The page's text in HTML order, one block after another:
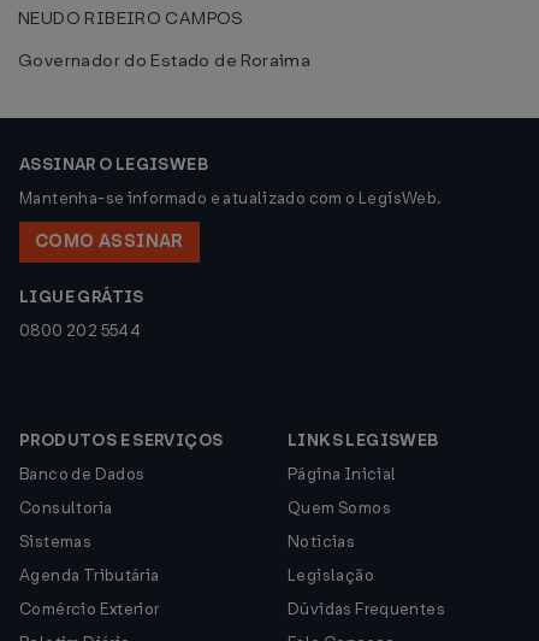
NEUDO RIBEIRO CAMPOS
Governador do Estado de Roraima
ASSINAR O LEGISWEB
Mantenha-se informado e atualizado com o LegisWeb.
COMO ASSINAR
LIGUE GRÁTIS
0800 202 5544
PRODUTOS E SERVIÇOS
Banco de Dados
Consultoria
Sistemas
Agenda Tributária
Comércio Exterior
LINKS LEGISWEB
Página Inicial
Quem Somos
Notícias
Legislação
Dúvidas Frequentes